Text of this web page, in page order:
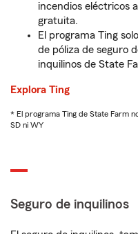
incendios eléctricos
gratuita.
El programa Ting
de póliza de seguro
inquilinos de State
Explora Ting
* El programa Ting de State Farm
SD ni WY
Seguro de inquilinos